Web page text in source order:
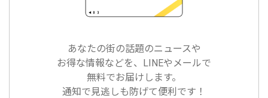
あなたの街の話題のニュースや
お得な情報などを、LINEやメールで
無料でお届けします。
通知で見逃しも防げて便利です！